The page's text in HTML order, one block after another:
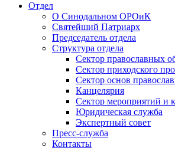
Отдел
О Синодальном ОРОиК
Святейший Патриарх
Председатель отдела
Структура отдела
Сектор православных
Сектор приходского
Сектор основ
Канцелярия
Сектор мероприятий и
Юридическая служба
Экспертный совет
Пресс-служба
Контакты